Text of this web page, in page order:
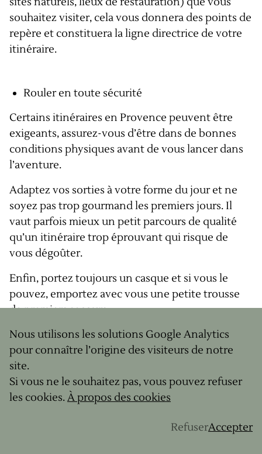
Nous utilisons les solutions Google Analytics
pour connaître l’origine des visiteurs de notre
site.
Si vous ne le souhaitez pas, vous pouvez refuser
les cookies.À propos des cookies
RefuserAccepter
souhaitez visiter, cela vous donnera des points de
repère et constituera la ligne directrice de votre
itinéraire.
Rouler en toute sécurité
Certains itinéraires en Provence peuvent être
exigeants, assurez-vous d’être dans de bonnes
conditions physiques avant de vous lancer dans
l’aventure.
Adaptez vos sorties à votre forme du jour et ne
soyez pas trop gourmand les premiers jours. Il
vaut parfois mieux un petit parcours de qualité
qu’un itinéraire trop éprouvant qui risque de
vous dégoûter.
Enfin, portez toujours un casque et si vous le
pouvez, emportez avec vous une petite trousse
de premiers secours.
Ne pas oublier de s’hydrater
En été, les températures peuvent facilement
grimper. De fait, il est très important de rester
suffisamment d’eau, prévoyez plusieurs bidons et